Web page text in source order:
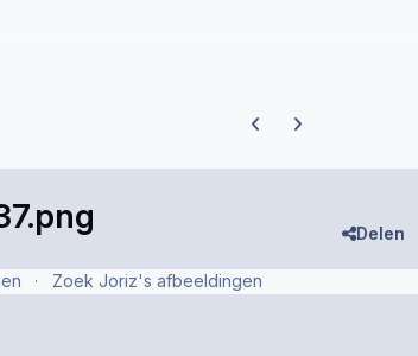
Previous carousel slide
Next carousel slide
Delen
Zoek Joriz's afbeeldingen